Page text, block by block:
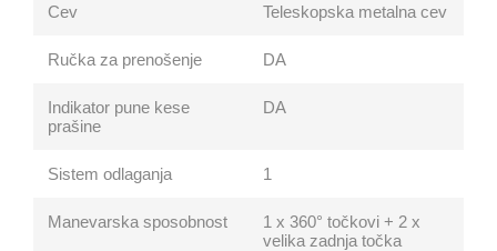
Cev Teleskopska metalna cev
Ručka za prenošenje DA
Indikator pune kese
prašine
DA
Sistem odlaganja 1
Manevarska sposobnost
1 x 360° točkovi + 2 x
velika zadnja točka